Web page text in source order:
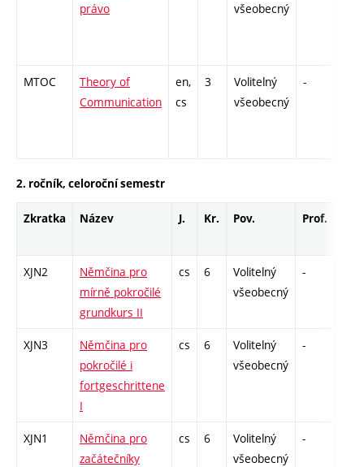
právo
všeobecný
MTOC
Theory of
Communication
en,
cs
3
Volitelný
všeobecný
-
2. ročník, celoroční semestr
Zkratka Název J. Kr. Pov. Prof.
XJN2
Němčina pro
mírně pokročilé
grundkurs II
cs 6
Volitelný
všeobecný
-
XJN3
Němčina pro
pokročilé i
fortgeschrittene
I
cs 6
Volitelný
všeobecný
-
XJN1
Němčina pro
začátečníky
cs 6
Volitelný
všeobecný
-